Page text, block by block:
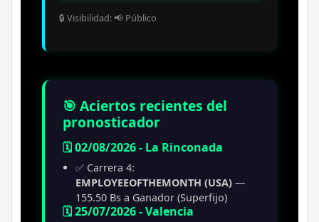
🔒 Visibilidad: 📢 Público
🎯 Aciertos recientes del
pronosticador
🗓️ 02/08/2026 - La Rinconada
✅ Carrera 4:
EMPLOYEEOFTHEMONTH (USA) —
155.50 Bs a Ganador (Superfijo)
🗓️ 25/07/2026 - Valencia